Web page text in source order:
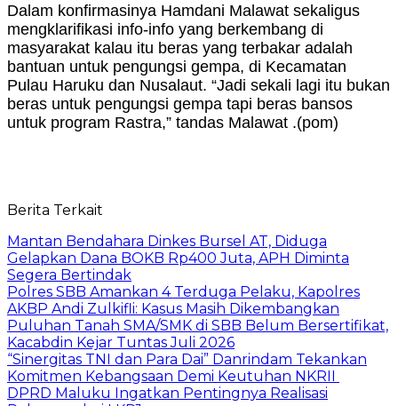
Dalam konfirmasinya Hamdani Malawat sekaligus
mengklarifikasi info-info yang berkembang di
masyarakat kalau itu beras yang terbakar adalah
bantuan untuk pengungsi gempa, di Kecamatan
Pulau Haruku dan Nusalaut. “Jadi sekali lagi itu bukan
beras untuk pengungsi gempa tapi beras bansos
untuk program Rastra,” tandas Malawat .(pom)
Berita Terkait
Mantan Bendahara Dinkes Bursel AT, Diduga
Gelapkan Dana BOKB Rp400 Juta, APH Diminta
Segera Bertindak
Polres SBB Amankan 4 Terduga Pelaku, Kapolres
AKBP Andi Zulkifli: Kasus Masih Dikembangkan
Puluhan Tanah SMA/SMK di SBB Belum Bersertifikat,
Kacabdin Kejar Tuntas Juli 2026
“Sinergitas TNI dan Para Dai” Danrindam Tekankan
Komitmen Kebangsaan Demi Keutuhan NKRII ‎
DPRD Maluku Ingatkan Pentingnya Realisasi